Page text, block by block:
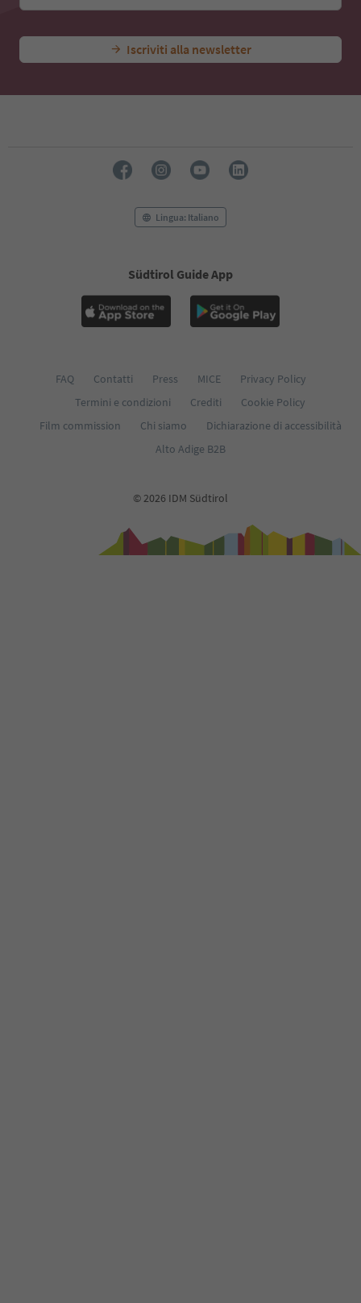
Iscriviti alla newsletter
Lingua: Italiano
Südtirol Guide App
FAQ Contatti Press MICE
Privacy Policy
Termini e condizioni
Crediti
Cookie Policy
Film commission
Chi siamo
Dichiarazione di accessibilità
Alto Adige B2B
© 2026 IDM Südtirol